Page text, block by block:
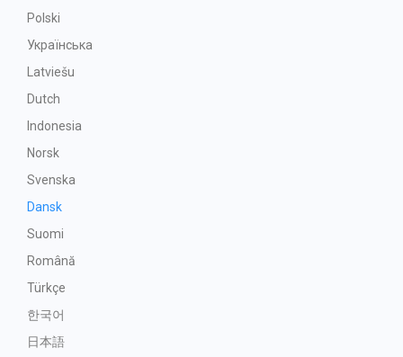
Polski
Українська
Latviešu
Dutch
Indonesia
Norsk
Svenska
Dansk
Suomi
Română
Türkçe
한국어
日本語